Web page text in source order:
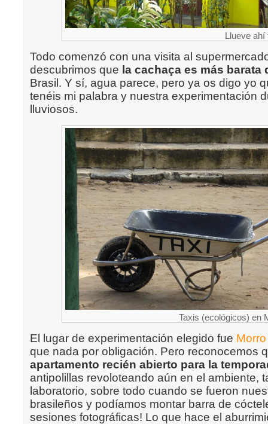
Llueve ahí
Todo comenzó con una visita al
descubrimos que la cachaça es más barata
Brasil. Y sí, agua parece, pero ya os digo yo
tenéis mi palabra y nuestra experimentación
lluviosos.
Taxis (ecológicos) en
El lugar de experimentación elegido fue
que nada por obligación. Pero reconocemos
apartamento recién abierto para la
antipolillas revoloteando aún en el ambiente,
laboratorio, sobre todo cuando se fueron
brasileños y podíamos montar barra de
sesiones fotográficas! Lo que hace el